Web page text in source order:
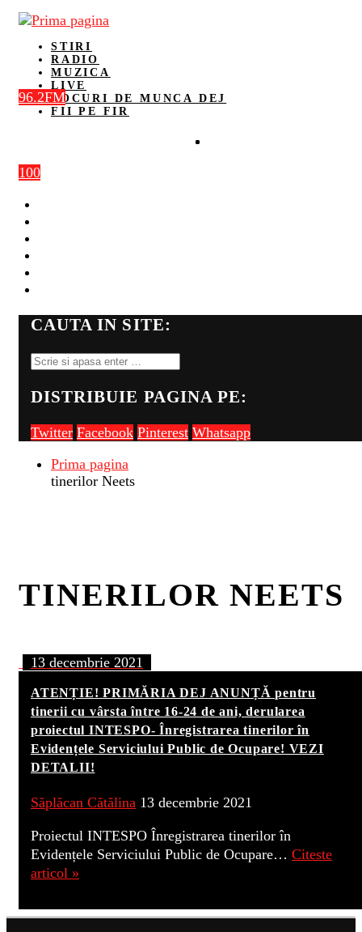
STIRI
RADIO
MUZICA
LIVE
LOCURI DE MUNCA DEJ
FII PE FIR
100
96.2FM
CAUTA IN SITE:
DISTRIBUIE PAGINA PE:
Twitter Facebook Pinterest Whatsapp
Prima pagina
tinerilor Neets
TINERILOR NEETS
13 decembrie 2021
ATENȚIE! PRIMĂRIA DEJ ANUNȚĂ pentru
tinerii cu vârsta între 16-24 de ani, derularea
proiectul INTESPO- Înregistrarea tinerilor în
Evidențele Serviciului Public de Ocupare! VEZI
DETALII!
Săplăcan Cătălina 13 decembrie 2021
Proiectul INTESPO Înregistrarea tinerilor în
Evidențele Serviciului Public de Ocupare… Citeste
articol »